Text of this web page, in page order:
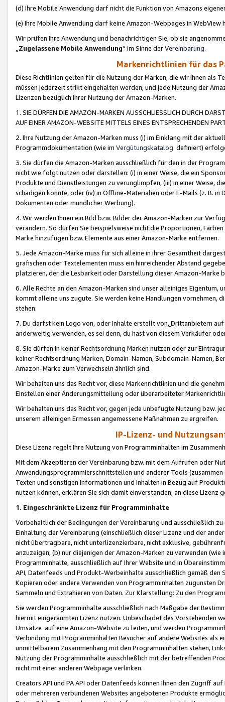
(d) Ihre Mobile Anwendung darf nicht die Funktion von Amazons
(e) Ihre Mobile Anwendung darf keine Amazon-Webpages in WebView
Wir prüfen Ihre Anwendung und benachrichtigen Sie, ob sie
„Zugelassene Mobile Anwendung“ im Sinne derVereinbarung.
Markenrichtlinien für das
Diese Richtlinien gelten für die Nutzung der Marken, die wir Ihnen als
müssen jederzeit strikt eingehalten werden, und jede Nutzung der
Lizenzen bezüglich Ihrer Nutzung der Amazon-Marken.
1. SIE DÜRFEN DIE AMAZON-MARKEN AUSSCHLIESSLICH DURCH
AUF EINER AMAZON-WEBSITE MITTELS EINES ENTSPRECHENDEN
2. Ihre Nutzung der Amazon-Marken muss (i) im Einklang mit der
Programmdokumentation (wie im Vergütungskatalog definiert)
3. Sie dürfen die Amazon-Marken ausschließlich für den in der
nicht wie folgt nutzen oder darstellen: (i) in einer Weise, die ein
Produkte und Dienstleistungen zu verunglimpfen, (iii) in einer Weise,
schädigen könnte, oder (iv) in Offline-Materialien oder E-Mails (z. B. in
Dokumenten oder mündlicher Werbung).
4. Wir werden Ihnen ein Bild bzw. Bilder der Amazon-Marken zur
verändern. So dürfen Sie beispielsweise nicht die Proportionen,
Marke hinzufügen bzw. Elemente aus einer Amazon-Marke entfernen.
5. Jede Amazon-Marke muss für sich alleine in ihrer Gesamtheit
grafischen oder Textelementen muss ein hinreichender Abstand
platzieren, der die Lesbarkeit oder Darstellung dieser Amazon-Marke
6. Alle Rechte an den Amazon-Marken sind unser alleiniges
kommt alleine uns zugute. Sie werden keine Handlungen vornehmen,
stehen.
7. Du darfst kein Logo von, oder Inhalte erstellt von,Drittanbietern auf
anderweitig verwenden, es sei denn, du hast von diesem Verkäufer
8. Sie dürfen in keiner Rechtsordnung Marken nutzen oder zur
keiner Rechtsordnung Marken, Domain-Namen, Subdomain-Namen,
Amazon-Marke zum Verwechseln ähnlich sind.
Wir behalten uns das Recht vor, diese Markenrichtlinien und die
Einstellen einer Änderungsmitteilung oder überarbeiteter
Wir behalten uns das Recht vor, gegen jede unbefugte Nutzung bzw.
unserem alleinigen Ermessen angemessene Maßnahmen zu ergreifen.
IP-Lizenz- und
Diese Lizenz regelt Ihre Nutzung von Programminhalten im
Mit dem Akzeptieren der Vereinbarung bzw. mit dem Aufrufen oder
Anwendungsprogrammierschnittstellen und anderer Tools (zusammen
Texten und sonstigen Informationen und Inhalten in Bezug auf
nutzen können, erklären Sie sich damit einverstanden, an diese Lizenz
1. Eingeschränkte Lizenz für Programminhalte
Vorbehaltlich der Bedingungen der Vereinbarung und ausschließlich
Einhaltung der Vereinbarung (einschließlich dieser Lizenz und der
nicht übertragbare, nicht unterlizenzierbare, nicht exklusive,
anzuzeigen; (b) nur diejenigen der Amazon-Marken zu verwenden
Programminhalte, ausschließlich auf Ihrer Website und in
API, Datenfeeds und Produkt-Werbeinhalte ausschließlich gemäß
Kopieren oder andere Verwenden von Programminhalten zugunsten
Sammeln und Extrahieren von Daten. Zur Klarstellung: Zu den
Sie werden Programminhalte ausschließlich nach Maßgabe der
hiermit eingeräumten Lizenz nutzen. Unbeschadet des Vorstehenden
Umsätze auf eine Amazon-Website zu leiten, und werden
Verbindung mit Programminhalten Besucher auf andere Websites als
unmittelbarem Zusammenhang mit den Programminhalten stehen,
Nutzung der Programminhalte ausschließlich mit der betreffenden
nicht mit einer anderen Webpage verlinken.
Creators API und PA API oder Datenfeeds können Ihnen den Zugriff
oder mehreren verbundenen Websites angebotenen Produkte